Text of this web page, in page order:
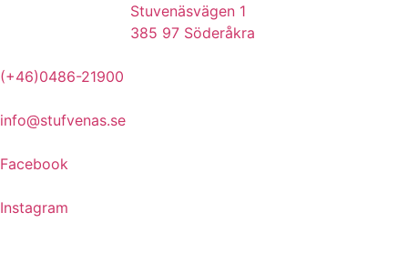
Stuvenäsvägen 1
385 97 Söderåkra
(+46)0486-21900
info@stufvenas.se
Facebook
Instagram